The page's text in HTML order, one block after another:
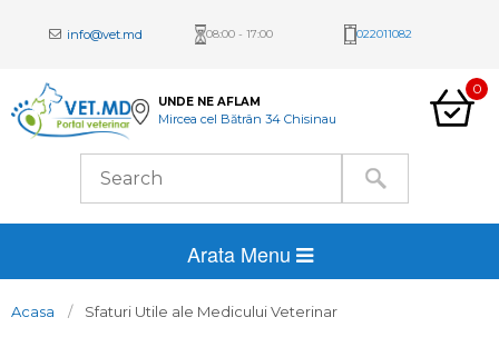
info@vet.md 08:00 - 17:00 022011082
UNDE NE AFLAM
Mircea cel Bătrân 34 Chisinau
0
Arata Menu
Acasa Sfaturi Utile ale Medicului Veterinar